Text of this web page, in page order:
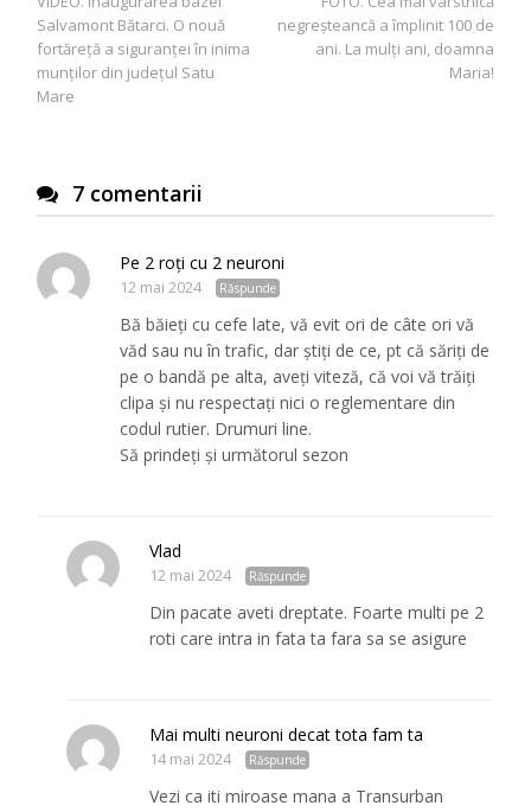
în
articole
negreșteancă a împlinit 100 de
ani. La mulți ani, doamna
Maria!
Salvamont Bătarci. O nouă
fortăreță a siguranței în inima
munților din județul Satu
Mare
7 comentarii
Pe 2 roți cu 2 neuroni
12 mai 2024 Răspunde
Bă băieți cu cefe late, vă evit ori de câte ori vă
văd sau nu în trafic, dar știți de ce, pt că săriți de
pe o bandă pe alta, aveți viteză, că voi vă trăiți
clipa și nu respectați nici o reglementare din
codul rutier. Drumuri line.
Să prindeți și următorul sezon
Vlad
12 mai 2024 Răspunde
Din pacate aveti dreptate. Foarte multi pe 2
roti care intra in fata ta fara sa se asigure
Mai multi neuroni decat tota fam ta
14 mai 2024 Răspunde
Vezi ca iti miroase mana a Transurban